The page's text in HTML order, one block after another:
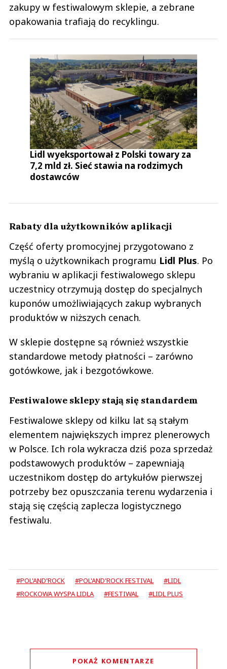
zakupy w festiwalowym sklepie, a zebrane
opakowania trafiają do recyklingu.
Lidl wyeksportował z Polski towary za
7,2 mld zł. Sieć stawia na rodzimych
dostawców
Rabaty dla użytkowników aplikacji
Część oferty promocyjnej przygotowano z
myślą o użytkownikach programu Lidl Plus. Po
wybraniu w aplikacji festiwalowego sklepu
uczestnicy otrzymują dostęp do specjalnych
kuponów umożliwiających zakup wybranych
produktów w niższych cenach.
W sklepie dostępne są również wszystkie
standardowe metody płatności – zarówno
gotówkowe, jak i bezgotówkowe.
Festiwalowe sklepy stają się standardem
Festiwalowe sklepy od kilku lat są stałym
elementem największych imprez plenerowych
w Polsce. Ich rola wykracza dziś poza sprzedaż
podstawowych produktów – zapewniają
uczestnikom dostęp do artykułów pierwszej
potrzeby bez opuszczania terenu wydarzenia i
stają się częścią zaplecza logistycznego
festiwalu.
#POL'AND'ROCK #POL'AND'ROCK FESTIVAL
#LIDL
#ROCKOWA WYSPA LIDLA
#FESTIWAL #LIDL PLUS
POKAŻ KOMENTARZE